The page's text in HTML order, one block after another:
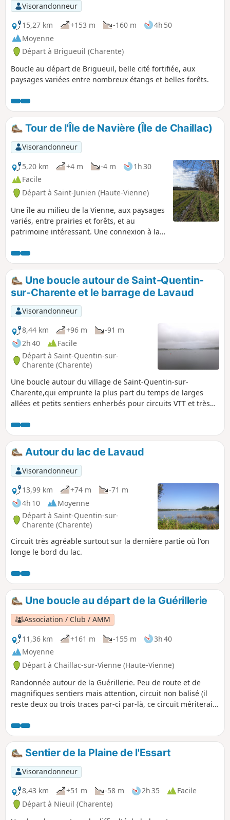
Visorandonneur
15,27 km
+153 m -160 m
4h 50
Moyenne
Départ à Brigueuil (Charente)
Boucle au départ de Brigueuil, belle cité fortifiée, aux
paysages variées entre nombreux étangs et belles forêts.
Tour de l'Île de Navière (Île de Chaillac)
Visorandonneur
5,20 km
+4 m -4 m
1h 30
Facile
Départ à Saint-Junien (Haute-Vienne)
Une île au milieu de la Vienne, aux paysages
variés, entre prairies et forêts, et au
patrimoine intéressant. Une connexion à la
du chemin.
Une boucle autour de Saint-Quentin-
sur-Charente et le barrage de Lavaud
Visorandonneur
8,44 km
+96 m
-91 m
2h 40
Facile
Départ à Saint-Quentin-sur-
Charente (Charente)
Une boucle autour du village de Saint-Quentin-sur-
Charente,qui emprunte la plus part du temps de larges
allées et petits sentiers enherbés pour circuits VTT et très
Autour du lac de Lavaud
Visorandonneur
13,99 km
+74 m
-71 m
4h 10
Moyenne
Départ à Saint-Quentin-sur-
Charente (Charente)
Circuit très agréable surtout sur la dernière partie où l'on
longe le bord du lac.
Une boucle au départ de la Guérillerie
Association / Club / AMM
11,36 km
+161 m -155 m
3h 40
Moyenne
Départ à Chaillac-sur-Vienne (Haute-Vienne)
Randonnée autour de la Guérillerie. Peu de route et de
magnifiques sentiers mais attention, circuit non balisé (il
reste deux ou trois traces par-ci par-là, ce circuit mériterait
Sentier de la Plaine de l'Essart
Visorandonneur
8,43 km
+51 m -58 m 2h 35
Facile
Départ à Nieuil (Charente)